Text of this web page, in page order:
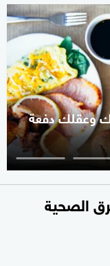
جسمك وعقلك دفعة
الصحية